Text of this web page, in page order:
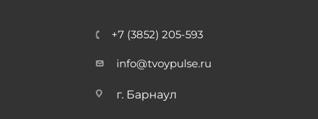
+7 (3852) 205-593
info@tvoypulse.ru
г. Барнаул